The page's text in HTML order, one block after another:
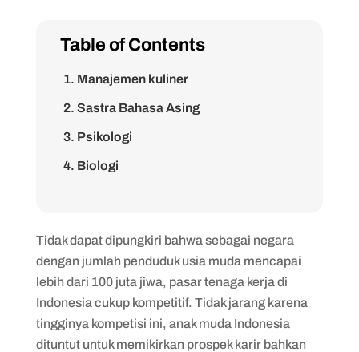
Table of Contents
1. Manajemen kuliner
2. Sastra Bahasa Asing
3. Psikologi
4. Biologi
Tidak dapat dipungkiri bahwa sebagai negara
dengan jumlah penduduk usia muda mencapai
lebih dari 100 juta jiwa, pasar tenaga kerja di
Indonesia cukup kompetitif. Tidak jarang karena
tingginya kompetisi ini, anak muda Indonesia
dituntut untuk memikirkan prospek karir bahkan